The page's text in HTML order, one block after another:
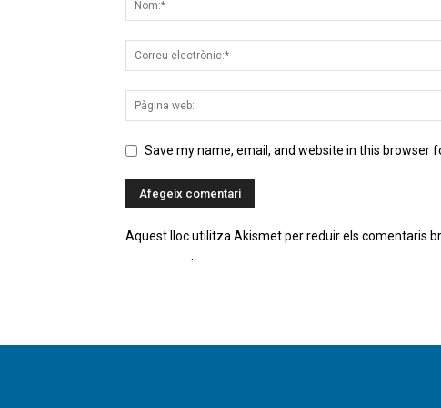
Save my name, email, and website in this browser
Aquest lloc utilitza Akismet per reduir els comentaris